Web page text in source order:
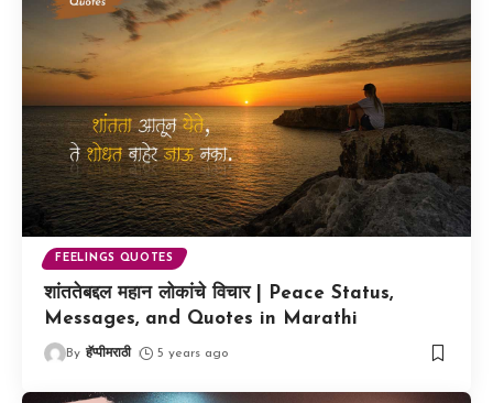
FEELINGS QUOTES
शांततेबद्दल महान लोकांचे विचार | Peace Status,
Messages, and Quotes in Marathi
By हॅप्पीमराठी 5 years ago